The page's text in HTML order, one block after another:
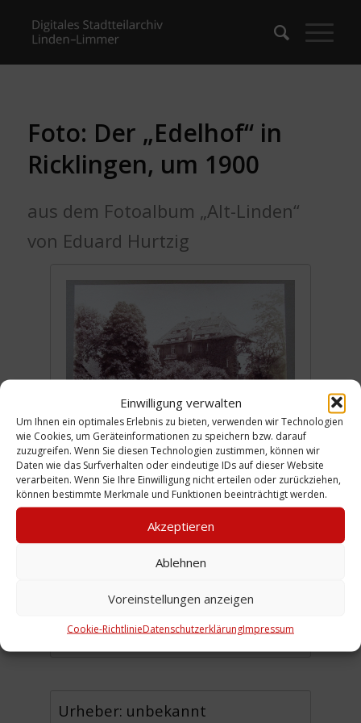
Einwilligung verwalten
Um Ihnen ein optimales Erlebnis zu bieten, verwenden wir Technologien
wie Cookies, um Geräteinformationen zu speichern bzw. darauf
zuzugreifen. Wenn Sie diesen Technologien zustimmen, können wir
Daten wie das Surfverhalten oder eindeutige IDs auf dieser Website
verarbeiten. Wenn Sie Ihre Einwilligung nicht erteilen oder zurückziehen,
können bestimmte Merkmale und Funktionen beeinträchtigt werden.
Akzeptieren
Ablehnen
Voreinstellungen anzeigen
Cookie-RichtlinieDatenschutzerklärungImpressum
Foto: Der „Edelhof“ in
Ricklingen, um 1900
aus dem Fotoalbum „Alt-Linden“
von Eduard Hurtzig
Bild 35 Der „Edelhof“ in Ricklingen
aus dem Fotoalbum „Alt-Linden“, das
1900 zusammengestellt hat.
(HeK)
Urheber: unbekannt